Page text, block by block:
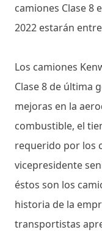
camiones Clase 8
2022 estarán
Los camiones
Clase 8 de última
mejoras en la
combustible, el
requerido por los
vicepresidente
éstos son los
historia de la
transportistas